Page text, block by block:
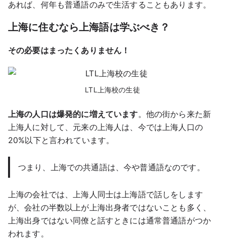
あれば、何年も普通語のみで生活することもあります。
上海に住むなら上海語は学ぶべき？
その必要はまったくありません！
LTL上海校の生徒
上海の人口は爆発的に増えています。他の街から来た新
上海人に対して、元来の上海人は、今では上海人口の
20%以下と言われています。
つまり、上海での共通語は、今や普通語なのです。
上海の会社では、上海人同士は上海語で話しをします
が、会社の半数以上が上海出身者ではないことも多く、
上海出身ではない同僚と話すときには通常普通語がつか
われます。